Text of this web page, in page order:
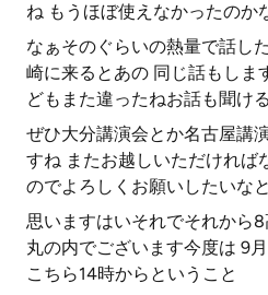
ね もうほぼ使えなかったのか
なぁそのぐらいの熱量で話し
崎に来るとあの 同じ話もしま
どもまた違ったねお話も聞け
ぜひ大分講演会とか名古屋講
すね またお越しいただければ
のでよろしくお願いしたいな
思いますはいそれでそれから
丸の内でございます今度は 9
こちら14時からということ